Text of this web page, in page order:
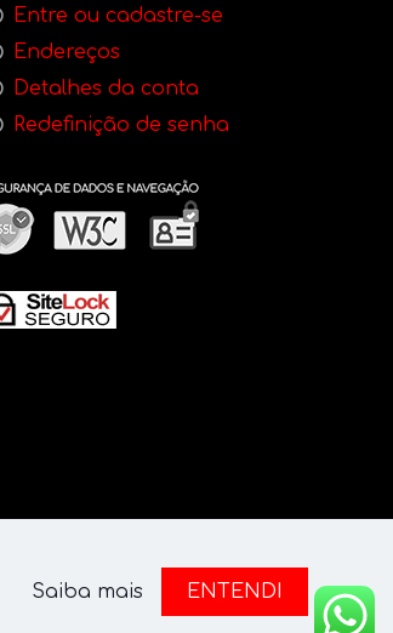
Entre ou cadastre-se
Endereços
Detalhes da conta
Redefinição de senha
Saiba mais ENTENDI